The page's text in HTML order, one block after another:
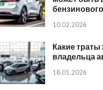
бензинового
10.02.2026
Какие траты
владельца
18.01.2026